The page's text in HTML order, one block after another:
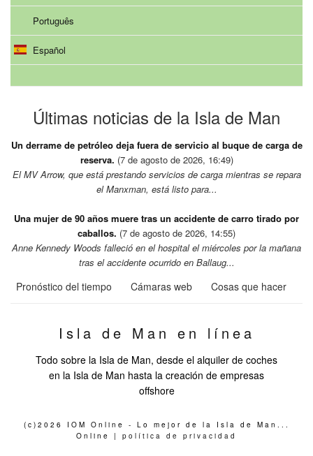
Português
Español
Últimas noticias de la Isla de Man
Un derrame de petróleo deja fuera de servicio al buque de carga de
reserva. (7 de agosto de 2026, 16:49)
El MV Arrow, que está prestando servicios de carga mientras se repara
el Manxman, está listo para...
Una mujer de 90 años muere tras un accidente de carro tirado por
caballos. (7 de agosto de 2026, 14:55)
Anne Kennedy Woods falleció en el hospital el miércoles por la mañana
tras el accidente ocurrido en Ballaug...
Pronóstico del tiempo Cámaras web Cosas que hacer
Isla de Man en línea
Todo sobre la Isla de Man, desde el alquiler de coches
en la Isla de Man hasta la creación de empresas
offshore
(c)2026 IOM Online - Lo mejor de la Isla de Man...
Online | política de privacidad